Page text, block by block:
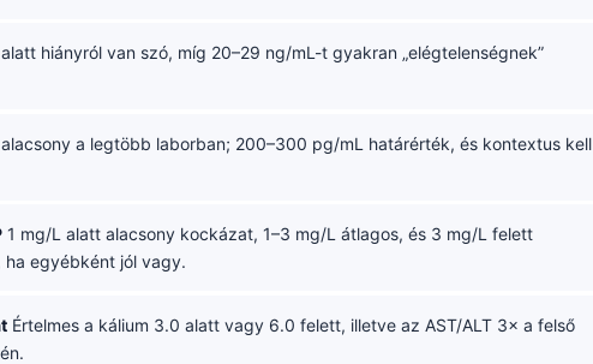
hiányról van szó, míg 20–29 ng/mL-t gyakran „elégtelenségnek”
a legtöbb laborban; 200–300 pg/mL határérték, és kontextus kell
1 mg/L alatt alacsony kockázat, 1–3 mg/L átlagos, és 3 mg/L felett
egyébként jól vagy.
Értelmes a kálium 3.0 alatt vagy 6.0 felett, illetve az AST/ALT 3× a felső